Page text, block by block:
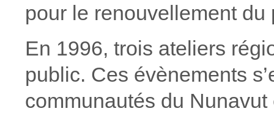
pour le renouvellement
En 1996, trois ateliers
public. Ces évènements
communautés du